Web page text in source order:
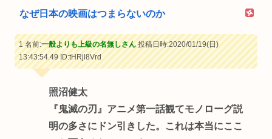
なぜ日本の映画はつまらないのか
1 名前:一般よりも上級の名無しさん投稿日時:2020/01/19(日)
13:43:54.49ID:tHRjl8Vrd
照沼健太
『鬼滅の刃』アニメ第一話観てモノローグ説
明の多さにドン引きした。これは本当にここ